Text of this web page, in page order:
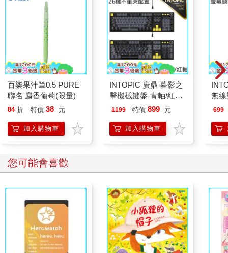
百樂果汁筆0.5 PURE
聯名 麝香葡萄(限量)
84 折 特價 38 元
加入購物車
INTOPIC 廣鼎 暮影之
擊機械鍵盤-青軸/紅軸
(KBM-112/KBM-113)
1199 特價 899 元
加入購物車
無
699
您可能會喜歡